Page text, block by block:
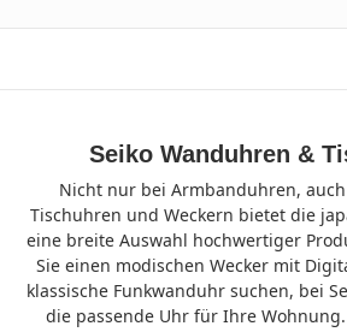
Seiko Wanduhren &
Nicht nur bei Armbanduhren,
Tischuhren und Weckern bietet die
eine breite Auswahl hochwertiger
Sie einen modischen Wecker mit
klassische Funkwanduhr suchen, bei
die passende Uhr für Ihre